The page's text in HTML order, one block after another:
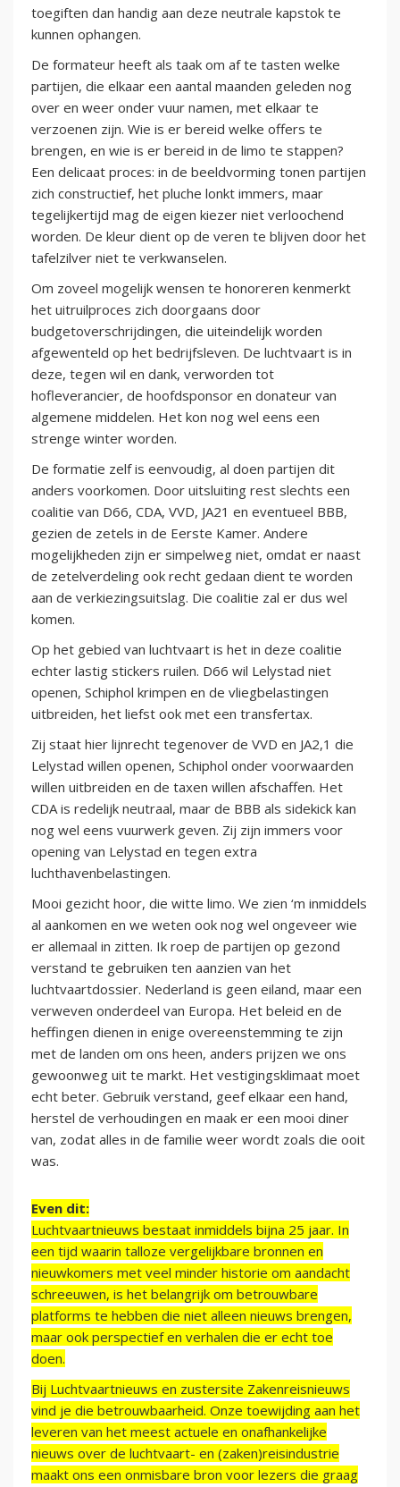
toegiften dan handig aan deze neutrale kapstok te
kunnen ophangen.
De formateur heeft als taak om af te tasten welke
partijen, die elkaar een aantal maanden geleden nog
over en weer onder vuur namen, met elkaar te
verzoenen zijn. Wie is er bereid welke offers te
brengen, en wie is er bereid in de limo te stappen?
Een delicaat proces: in de beeldvorming tonen partijen
zich constructief, het pluche lonkt immers, maar
tegelijkertijd mag de eigen kiezer niet verloochend
worden. De kleur dient op de veren te blijven door het
tafelzilver niet te verkwanselen.
Om zoveel mogelijk wensen te honoreren kenmerkt
het uitruilproces zich doorgaans door
budgetoverschrijdingen, die uiteindelijk worden
afgewenteld op het bedrijfsleven. De luchtvaart is in
deze, tegen wil en dank, verworden tot
hofleverancier, de hoofdsponsor en donateur van
algemene middelen. Het kon nog wel eens een
strenge winter worden.
De formatie zelf is eenvoudig, al doen partijen dit
anders voorkomen. Door uitsluiting rest slechts een
coalitie van D66, CDA, VVD, JA21 en eventueel BBB,
gezien de zetels in de Eerste Kamer. Andere
mogelijkheden zijn er simpelweg niet, omdat er naast
de zetelverdeling ook recht gedaan dient te worden
aan de verkiezingsuitslag. Die coalitie zal er dus wel
komen.
Op het gebied van luchtvaart is het in deze coalitie
echter lastig stickers ruilen. D66 wil Lelystad niet
openen, Schiphol krimpen en de vliegbelastingen
uitbreiden, het liefst ook met een transfertax.
Zij staat hier lijnrecht tegenover de VVD en JA2,1 die
Lelystad willen openen, Schiphol onder voorwaarden
willen uitbreiden en de taxen willen afschaffen. Het
CDA is redelijk neutraal, maar de BBB als sidekick kan
nog wel eens vuurwerk geven. Zij zijn immers voor
opening van Lelystad en tegen extra
luchthavenbelastingen.
Mooi gezicht hoor, die witte limo. We zien ‘m inmiddels
al aankomen en we weten ook nog wel ongeveer wie
er allemaal in zitten. Ik roep de partijen op gezond
verstand te gebruiken ten aanzien van het
luchtvaartdossier. Nederland is geen eiland, maar een
verweven onderdeel van Europa. Het beleid en de
heffingen dienen in enige overeenstemming te zijn
met de landen om ons heen, anders prijzen we ons
gewoonweg uit te markt. Het vestigingsklimaat moet
echt beter. Gebruik verstand, geef elkaar een hand,
herstel de verhoudingen en maak er een mooi diner
van, zodat alles in de familie weer wordt zoals die ooit
was.
Even dit:
Luchtvaartnieuws bestaat inmiddels bijna 25 jaar. In
een tijd waarin talloze vergelijkbare bronnen en
nieuwkomers met veel minder historie om aandacht
schreeuwen, is het belangrijk om betrouwbare
platforms te hebben die niet alleen nieuws brengen,
maar ook perspectief en verhalen die er echt toe
doen.
Bij Luchtvaartnieuws en zustersite Zakenreisnieuws
vind je die betrouwbaarheid. Onze toewijding aan het
leveren van het meest actuele en onafhankelijke
nieuws over de luchtvaart- en (zaken)reisindustrie
maakt ons een onmisbare bron voor lezers die graag